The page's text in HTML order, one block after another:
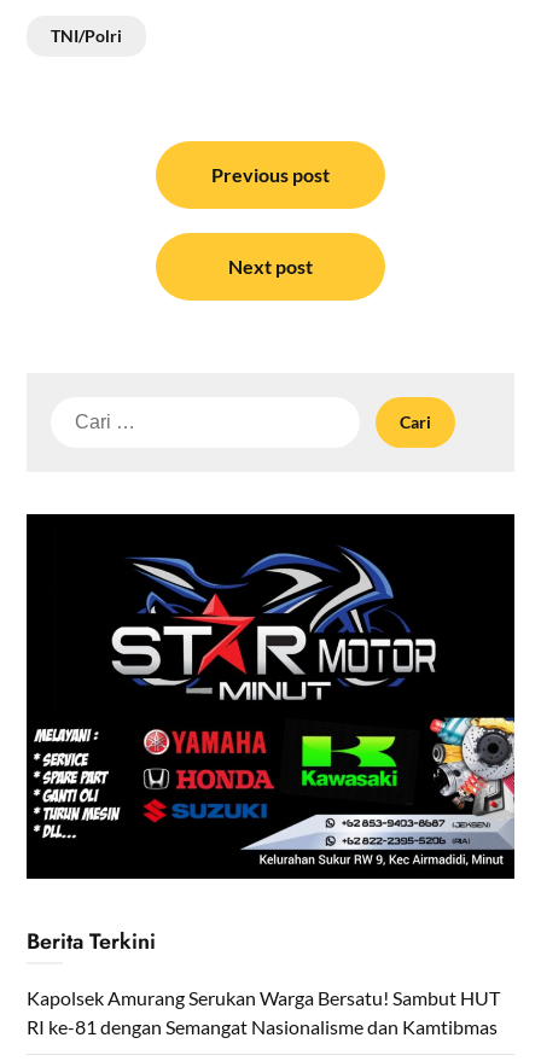
TNI/Polri
Previous post
Next post
Cari
Berita Terkini
Kapolsek Amurang Serukan Warga Bersatu! Sambut HUT
RI ke-81 dengan Semangat Nasionalisme dan Kamtibmas